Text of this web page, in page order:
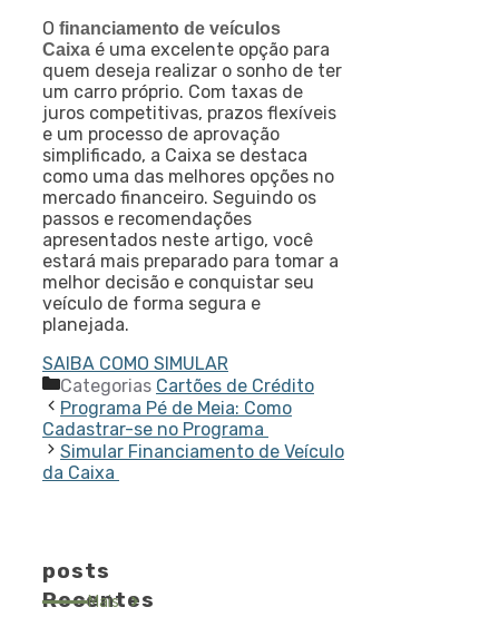
O financiamento de veículos
Caixa é uma excelente opção para
quem deseja realizar o sonho de ter
um carro próprio. Com taxas de
juros competitivas, prazos flexíveis
e um processo de aprovação
simplificado, a Caixa se destaca
como uma das melhores opções no
mercado financeiro. Seguindo os
passos e recomendações
apresentados neste artigo, você
estará mais preparado para tomar a
melhor decisão e conquistar seu
veículo de forma segura e
planejada.
SAIBA COMO SIMULAR
Categorias Cartões de Crédito
Programa Pé de Meia: Como
Cadastrar-se no Programa
Simular Financiamento de Veículo
da Caixa
posts
Recentes
Mais